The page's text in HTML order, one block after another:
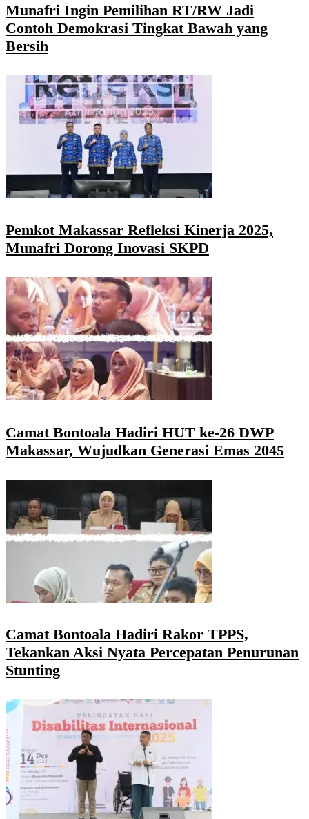
Munafri Ingin Pemilihan RT/RW Jadi
Contoh Demokrasi Tingkat Bawah yang
Bersih
Pemkot Makassar Refleksi Kinerja 2025,
Munafri Dorong Inovasi SKPD
Camat Bontoala Hadiri HUT ke-26 DWP
Makassar, Wujudkan Generasi Emas 2045
Camat Bontoala Hadiri Rakor TPPS,
Tekankan Aksi Nyata Percepatan Penurunan
Stunting